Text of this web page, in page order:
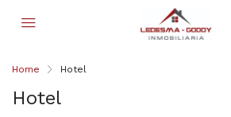
Home Hotel
Hotel